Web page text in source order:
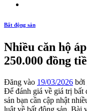
Bất động sản
Nhiều căn hộ
250.000 đồng
Đăng vào 19/03/2026 bởi
Để đánh giá về giá trị bất
sản bạn cần cập nhật
luật về bất động sản. Bài